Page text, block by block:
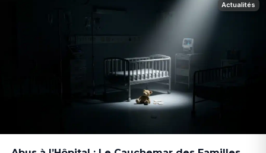
Actualités